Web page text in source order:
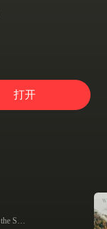
打开